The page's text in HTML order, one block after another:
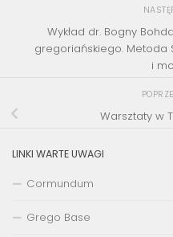
Wykład dr. Bogny
gregoriańskiego. Metoda
i
Warsztaty w
LINKI WARTE UWAGI
Cormundum
Grego Base